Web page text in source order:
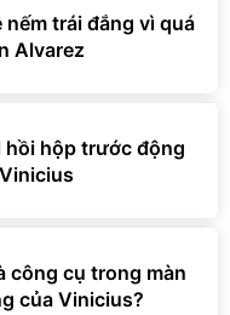
nếm trái đắng vì quá
Alvarez
hồi hộp trước động
công cụ trong màn
của Vinicius?